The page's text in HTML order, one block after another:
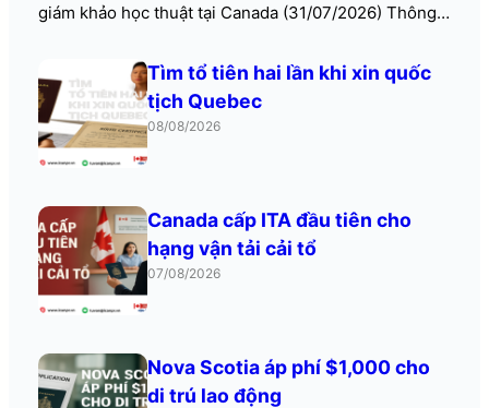
giám khảo học thuật tại Canada (31/07/2026) Thông
Bộ Chính phủ liên bang Canada ngày 31/07/2026 lần
đầu công bố tiêu chí cụ thể cho các giám khảo học
thuật được phép […]
Tìm tổ tiên hai lần khi xin quốc
tịch Quebec
08/08/2026
Canada cấp ITA đầu tiên cho
hạng vận tải cải tổ
07/08/2026
Nova Scotia áp phí $1,000 cho
di trú lao động